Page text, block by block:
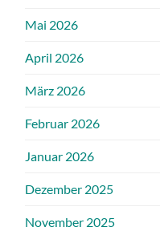
Mai 2026
April 2026
März 2026
Februar 2026
Januar 2026
Dezember 2025
November 2025